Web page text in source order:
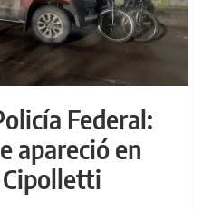
Federal:
apareció en